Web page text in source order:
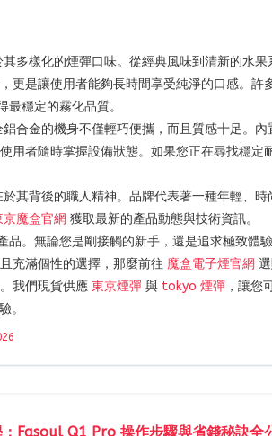
多樣化的煙彈口味。從經典風味到清新的水果
更是讓使用者能夠長時間享受純淨的口感。許
最穩定的霧化品質。
合金的機身不僅輕巧便攜，而且質感十足。內
用者隨時掌握設備狀態。如果您正在尋找穩定
其背後的職人精神。品牌代表著一種年輕、時
京魔盒官網 獲取最新的產品動態與技術資訊。
品。無論您是剛接觸的新手，還是追求極致體
充滿個性的選擇，那麼前往 魔盒電子煙官網
我們現貨供應 東京煙彈 與 tokyo 煙彈 ，讓您
。
Fasoul Q1 Pro 操作步驟與省錢秘訣全